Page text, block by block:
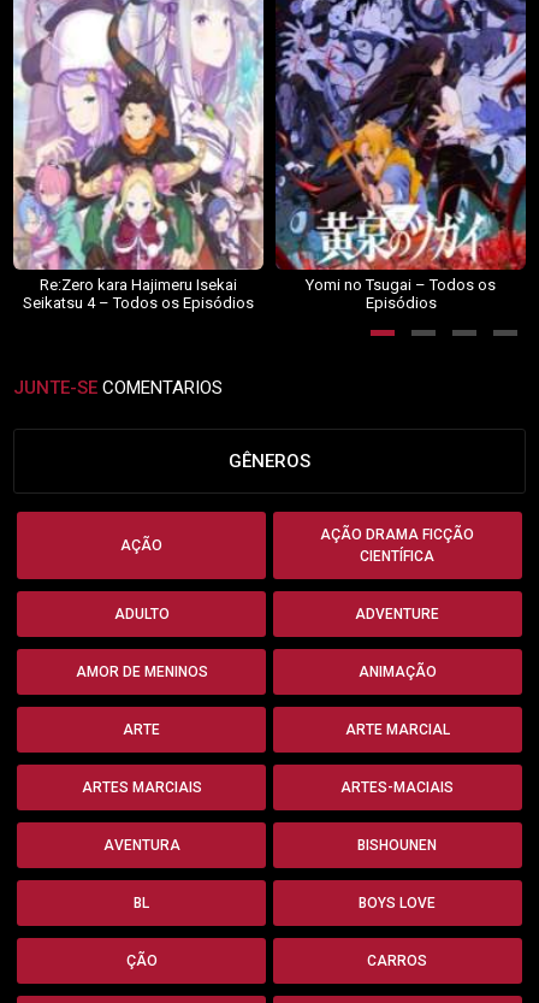
Re:Zero kara Hajimeru Isekai
Seikatsu 4 – Todos os Episódios
Yomi no Tsugai – Todos os
Episódios
JUNTE-SE COMENTARIOS
GÊNEROS
AÇÃO
AÇÃO DRAMA FICÇÃO
CIENTÍFICA
ADULTO ADVENTURE
AMOR DE MENINOS ANIMAÇÃO
ARTE ARTE MARCIAL
ARTES MARCIAIS ARTES-MACIAIS
AVENTURA BISHOUNEN
BL BOYS LOVE
ÇÃO CARROS